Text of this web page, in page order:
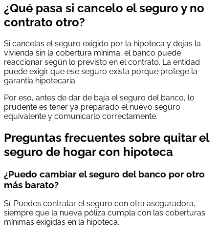
¿Qué pasa si cancelo el seguro y no
contrato otro?
Si cancelas el seguro exigido por la hipoteca y dejas la
vivienda sin la cobertura mínima, el banco puede
reaccionar según lo previsto en el contrato. La entidad
puede exigir que ese seguro exista porque protege la
garantía hipotecaria.
Por eso, antes de dar de baja el seguro del banco, lo
prudente es tener ya preparado el nuevo seguro
equivalente y comunicarlo correctamente.
Preguntas frecuentes sobre quitar el
seguro de hogar con hipoteca
¿Puedo cambiar el seguro del banco por otro
más barato?
Sí. Puedes contratar el seguro con otra aseguradora,
siempre que la nueva póliza cumpla con las coberturas
mínimas exigidas en la hipoteca.